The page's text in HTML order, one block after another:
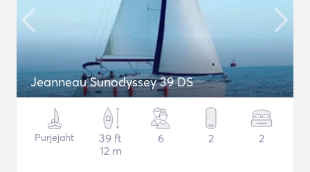
Jeanneau Sunodyssey 39 DS
Purjejaht
39 ft
12 m
6 2 2